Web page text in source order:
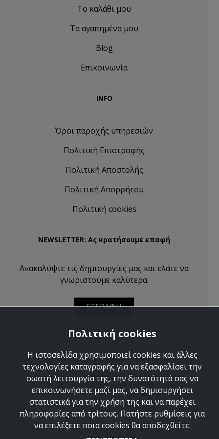
Το καλάθι μου
Τα αγαπημένα μου
Blog
Επικοινωνία
INFO
Όροι παροχής υπηρεσιών
Πολιτική Eπιστροφής
Πολιτική Αποστολής
Πολιτική Απορρήτου
Πολιτική cookies
NEWSLETTER: Ας κρατήσουμε επαφή
Ανακαλύψτε τις δημιουργίες μας και ελάτε να
γνωριστούμε καλύτερα.
ΕΓΓΡΑΦΗ
Copyright © 2026 Lieon.
Designed bythinkBAG.
Πολιτική cookies
Η ιστοσελίδα χρησιμοποιεί cookies και άλλες
τεχνολογίες καταγραφής για να εξασφαλίσει την
σωστή λειτουργία της, την δυνατότητά σας να
επικοινωνήσετε μαζί μας, να δημιουργήσει
στατιστικά για την χρήση της και να παρέχει
πληροφορίες από τρίτους. Πατήστε ρυθμίσεις για
να επιλέξετε ποια cookies θα αποδεχθείτε.